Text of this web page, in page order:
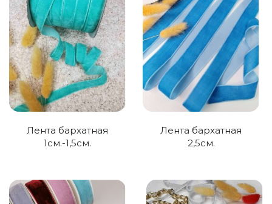
Лента бархатная
1см.-1,5см.
Лента бархатная
2,5см.